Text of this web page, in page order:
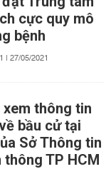
cực quy mô
bệnh
| 27/05/2021
thông tin
bầu cử tại
Sở Thông tin
thông TP HCM